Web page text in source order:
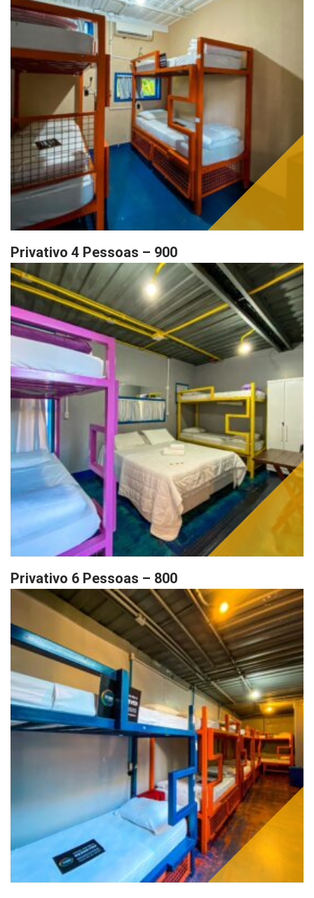
Privativo 4 Pessoas – 900
Privativo 6 Pessoas – 800